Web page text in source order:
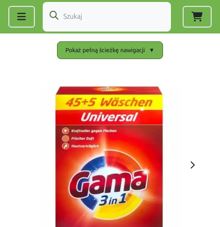
Pokaż pełną ścieżkę nawigacji ▼